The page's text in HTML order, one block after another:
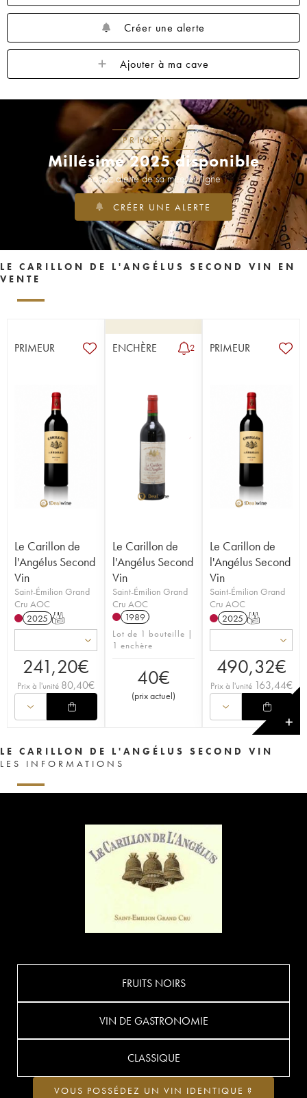
Créer une alerte
Ajouter à ma cave
PRIMEURS
Millésime 2025 disponible
Soyez alerté de sa mise en ligne
CRÉER UNE ALERTE
LE CARILLON DE L'ANGÉLUS SECOND VIN EN
VENTE
PRIMEUR
Le Carillon de
l'Angélus Second
Vin
Saint-Émilion Grand
Cru AOC
2025 T
241,20€
Prix à l'unité 80,40€
ENCHÈRE 2
Le Carillon de
l'Angélus Second
Vin
Saint-Émilion Grand
Cru AOC
1989
Lot de 1 bouteille |
1 enchère
40€
(prix actuel)
PRIMEUR
Le Carillon de
l'Angélus Second
Vin
Saint-Émilion Grand
Cru AOC
2025 T
490,32€
Prix à l'unité 163,44€
✕
LE CARILLON DE L'ANGÉLUS SECOND VIN
LES INFORMATIONS
FRUITS NOIRS
VIN DE GASTRONOMIE
CLASSIQUE
VOUS POSSÉDEZ UN VIN IDENTIQUE ?